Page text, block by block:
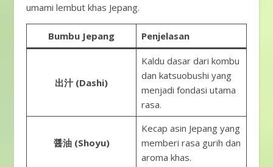
umami lembut khas Jepang.
Bumbu Jepang Penjelasan
出汁 (Dashi)
Kaldu dasar dari kombu
dan katsuobushi yang
menjadi fondasi utama
rasa.
醤油 (Shoyu)
Kecap asin Jepang yang
memberi rasa gurih dan
aroma khas.